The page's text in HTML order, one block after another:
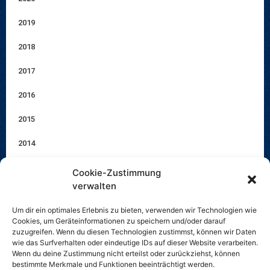
Cookie-Zustimmung
verwalten
Um dir ein optimales Erlebnis zu bieten, verwenden wir Technologien wie
Cookies, um Geräteinformationen zu speichern und/oder darauf
zuzugreifen. Wenn du diesen Technologien zustimmst, können wir Daten
wie das Surfverhalten oder eindeutige IDs auf dieser Website verarbeiten.
Wenn du deine Zustimmung nicht erteilst oder zurückziehst, können
bestimmte Merkmale und Funktionen beeinträchtigt werden.
2019
2018
2017
2016
2015
2014
2011
2010
Archiv 1983 – 2009